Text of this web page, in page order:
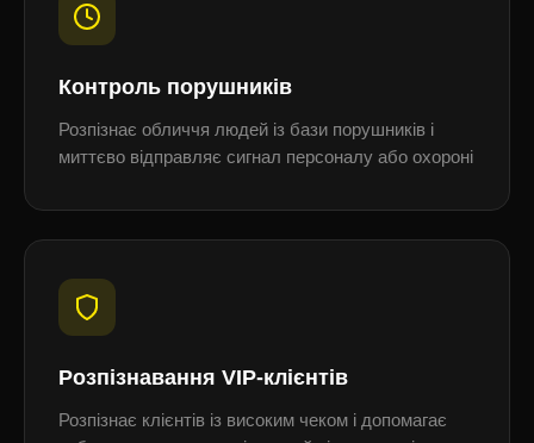
Контроль порушників
Розпізнає обличчя людей із бази порушників і
миттєво відправляє сигнал персоналу або охороні
Розпізнавання VIP-клієнтів
Розпізнає клієнтів із високим чеком і допомагає